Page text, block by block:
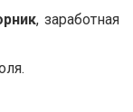
, заработная